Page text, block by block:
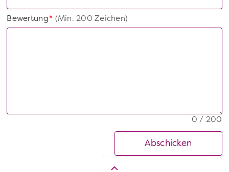
*
Bewertung(Min. 200 Zeichen)
0 / 200
Abschicken